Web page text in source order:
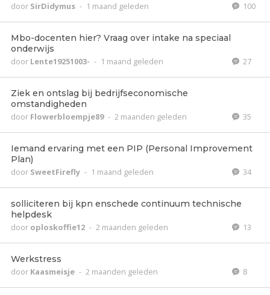
door SirDidymus - 1 maand geleden 100
Mbo-docenten hier? Vraag over intake na speciaal
onderwijs
door Lente19251003- - 1 maand geleden 27
Ziek en ontslag bij bedrijfseconomische
omstandigheden
door Flowerbloempje89 - 2 maanden geleden 35
Iemand ervaring met een PIP (Personal Improvement
Plan)
door SweetFirefly - 1 maand geleden 34
solliciteren bij kpn enschede continuum technische
helpdesk
door oploskoffie12 - 2 maanden geleden 13
Werkstress
door Kaasmeisje - 2 maanden geleden 8